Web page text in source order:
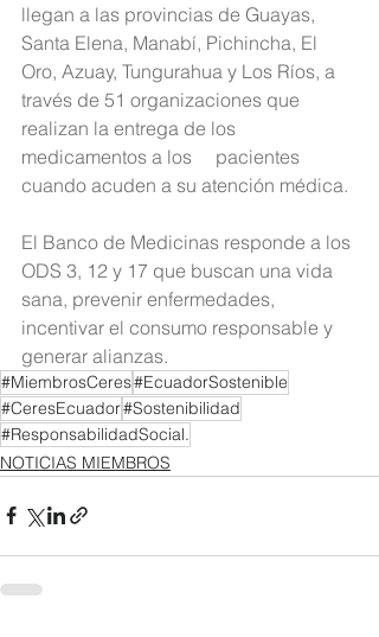
llegan a las provincias de Guayas,
Santa Elena, Manabí, Pichincha, El
Oro, Azuay, Tungurahua y Los Ríos, a
través de 51 organizaciones que
realizan la entrega de los
medicamentos a los     pacientes
cuando acuden a su atención médica.
El Banco de Medicinas responde a los
ODS 3, 12 y 17 que buscan una vida
sana, prevenir enfermedades,
incentivar el consumo responsable y
generar alianzas.
#MiembrosCeres#EcuadorSostenible
#CeresEcuador#Sostenibilidad
#ResponsabilidadSocial.
NOTICIAS MIEMBROS